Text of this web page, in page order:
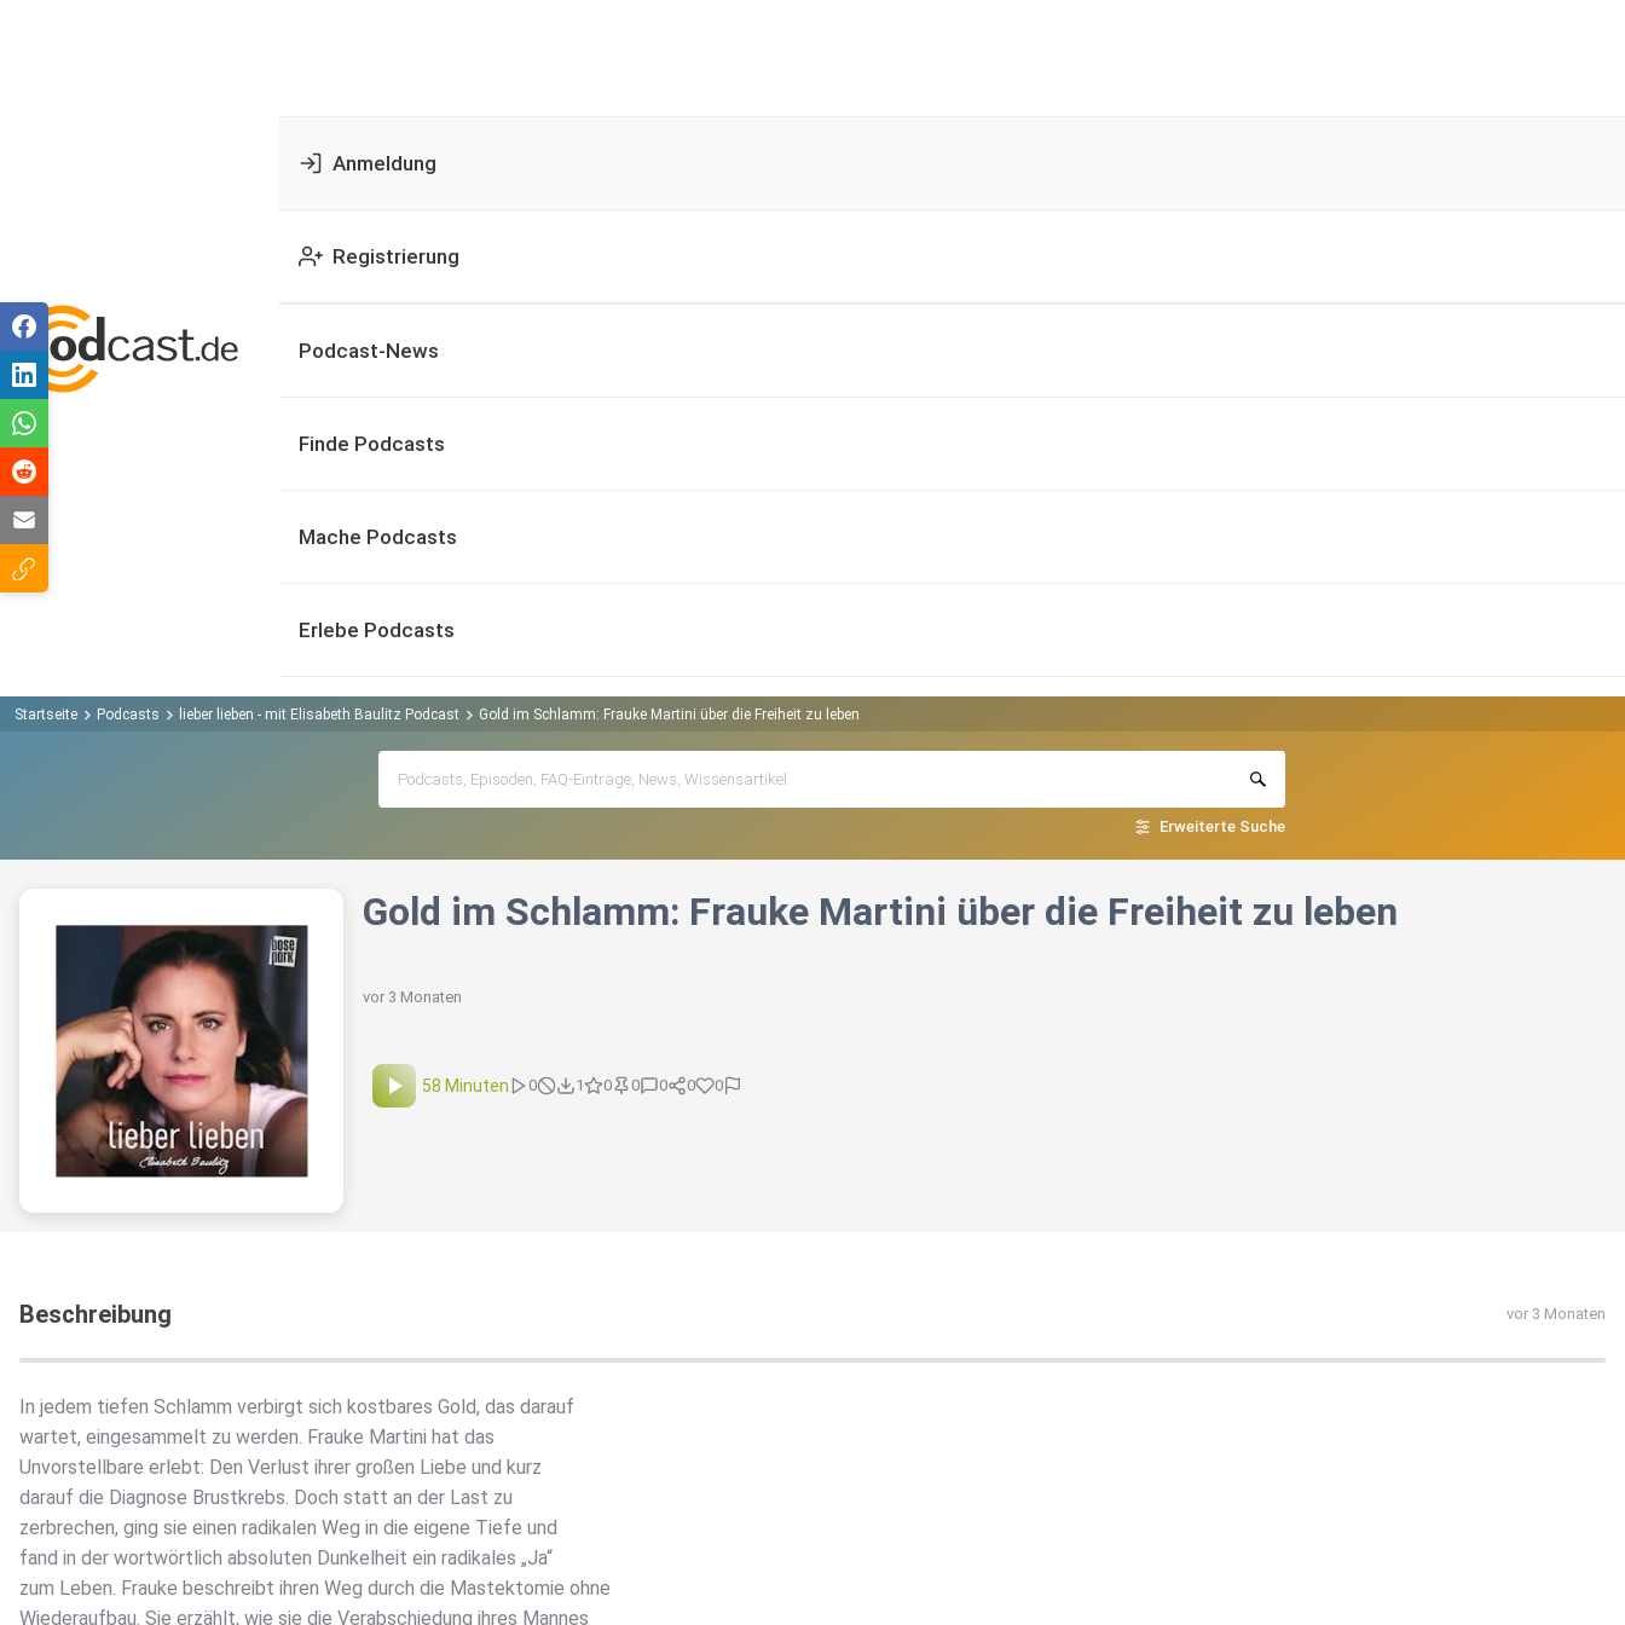
Anmeldung
Registrierung
Podcast-News
Finde Podcasts
Mache Podcasts
Erlebe Podcasts
Startseite Podcasts lieber lieben - mit Elisabeth Baulitz Podcast Gold im Schlamm: Frauke Martini über die Freiheit zu leben
Erweiterte Suche
Gold im Schlamm: Frauke Martini über die Freiheit zu leben
vor 3 Monaten
58 Minuten 0 1 0 0 0 0 0
Beschreibung vor 3 Monaten
In jedem tiefen Schlamm verbirgt sich kostbares Gold, das darauf
wartet, eingesammelt zu werden. Frauke Martini hat das
Unvorstellbare erlebt: Den Verlust ihrer großen Liebe und kurz
darauf die Diagnose Brustkrebs. Doch statt an der Last zu
zerbrechen, ging sie einen radikalen Weg in die eigene Tiefe und
fand in der wortwörtlich absoluten Dunkelheit ein radikales „Ja“
zum Leben. Frauke beschreibt ihren Weg durch die Mastektomie ohne
Wiederaufbau. Sie erzählt, wie sie die Verabschiedung ihres Mannes